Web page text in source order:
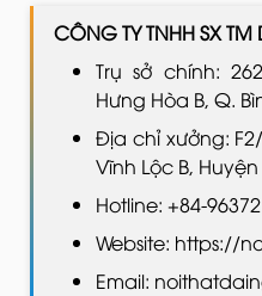
CÔNG TY TNHH SX
Trụ sở chính:
Hưng Hòa B, Q.
Địa chỉ xưởng:
Vĩnh Lộc B,
Hotline: +84-
Website: https://
Email: